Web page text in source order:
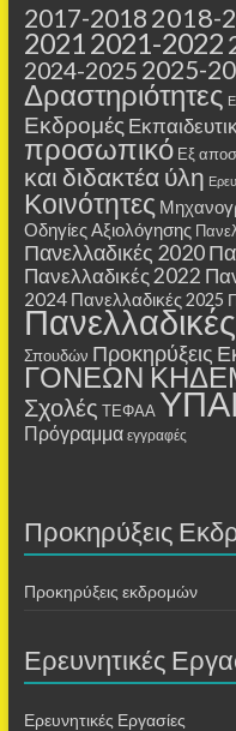
2017-2018 2018-
2021 2021-2022
2024-2025 2025-
Δραστηριότητες
Εκδρομές
προσωπικό Εξ
και διδακτέα ύλη
Κοινότητες
Οδηγίες Αξιολόγησης
Πανελλαδικές 2020
Πανελλαδικές 2022
2024 Πανελλαδικές 2025
Σπουδών Προκηρύξεις
ΓΟΝΕΩΝ
Σχολές ΤΕΦΑΑ
Πρόγραμμα εγγραφές
Προκηρύξεις
Προκηρύξεις εκδρομών
Ερευνητικές
Ερευνητικές Εργασίες